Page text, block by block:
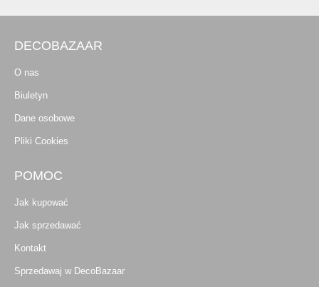
DECOBAZAAR
O nas
Biuletyn
Dane osobowe
Pliki Cookies
POMOC
Jak kupować
Jak sprzedawać
Kontakt
Sprzedawaj w DecoBazaar